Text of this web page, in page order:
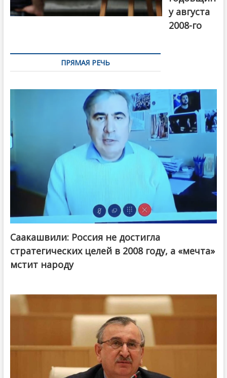
у августа
2008-го
ПРЯМАЯ РЕЧЬ
Саакашвили: Россия не достигла
стратегических целей в 2008 году, а «мечта»
мстит народу